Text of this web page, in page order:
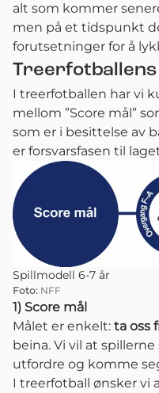
alt som kommer
men på et tidspunkt
forutsetninger for å
I treerfotballen har vi
mellom ”Score mål”
som er i besittelse av
er forsvarsfasen til
Spillmodell 6-7 år
Foto: NFF
1) Score mål
Målet er enkelt: ta oss
beina. Vi vil at
utfordre og komme
I treerfotball ønsker vi